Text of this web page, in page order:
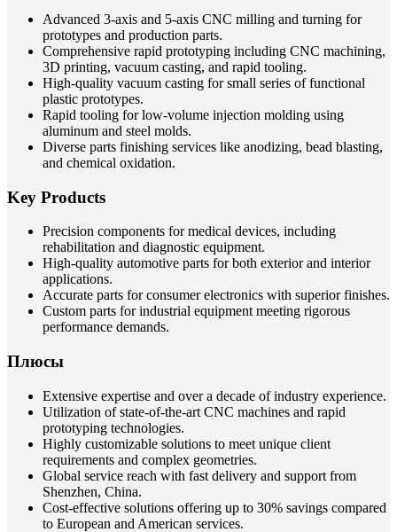
Advanced 3-axis and 5-axis CNC milling and turning for
prototypes and production parts.
Comprehensive rapid prototyping including CNC machining,
3D printing, vacuum casting, and rapid tooling.
High-quality vacuum casting for small series of functional
plastic prototypes.
Rapid tooling for low-volume injection molding using
aluminum and steel molds.
Diverse parts finishing services like anodizing, bead blasting,
and chemical oxidation.
Key Products
Precision components for medical devices, including
rehabilitation and diagnostic equipment.
High-quality automotive parts for both exterior and interior
applications.
Accurate parts for consumer electronics with superior finishes.
Custom parts for industrial equipment meeting rigorous
performance demands.
Плюсы
Extensive expertise and over a decade of industry experience.
Utilization of state-of-the-art CNC machines and rapid
prototyping technologies.
Highly customizable solutions to meet unique client
requirements and complex geometries.
Global service reach with fast delivery and support from
Shenzhen, China.
Cost-effective solutions offering up to 30% savings compared
to European and American services.